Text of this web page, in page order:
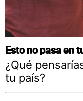
Esto no pasa en
¿Qué
tu país?